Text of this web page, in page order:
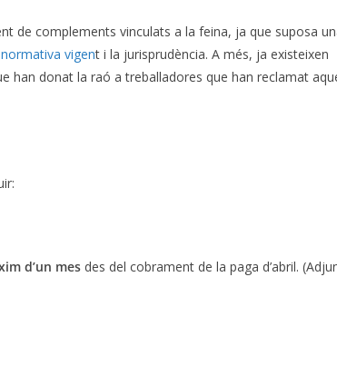
de complements vinculats a la feina, ja que suposa
normativa vigent i la jurisprudència. A més, ja existeixen
han donat la raó a treballadores que han reclamat
d’un mes des del cobrament de la paga d’abril.